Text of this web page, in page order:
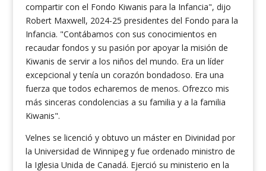
compartir con el Fondo Kiwanis para la Infancia", dijo
Robert Maxwell, 2024-25 presidentes del Fondo para la
Infancia. "Contábamos con sus conocimientos en
recaudar fondos y su pasión por apoyar la misión de
Kiwanis de servir a los niños del mundo. Era un líder
excepcional y tenía un corazón bondadoso. Era una
fuerza que todos echaremos de menos. Ofrezco mis
más sinceras condolencias a su familia y a la familia
Kiwanis".
Velnes se licenció y obtuvo un máster en Divinidad por
la Universidad de Winnipeg y fue ordenado ministro de
la Iglesia Unida de Canadá. Ejerció su ministerio en la